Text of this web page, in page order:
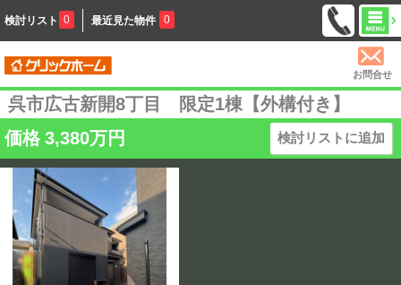
検討リスト 0 最近見た物件 0
お問合せ
呉市広古新開8丁目 限定1棟【外構付き】
価格 3,380万円 検討リストに追加